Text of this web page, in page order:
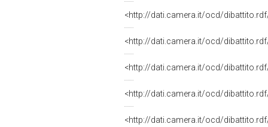
<http://dati.camera.it/ocd/
<http://dati.camera.it/ocd/
<http://dati.camera.it/ocd/
<http://dati.camera.it/ocd/
<http://dati.camera.it/ocd/